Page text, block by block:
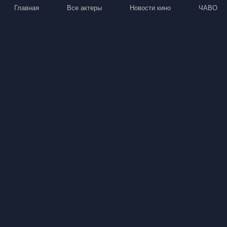
Главная Все актеры Новости кино ЧАВО